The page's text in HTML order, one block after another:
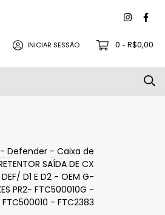
INICIAR SESSÃO 0 - R$0,00
- Defender - Caixa de
SAÍDA DE CX
D1 E D2 - OEM G-
PR2- FTC500010G -
FTC500010 - FTC2383